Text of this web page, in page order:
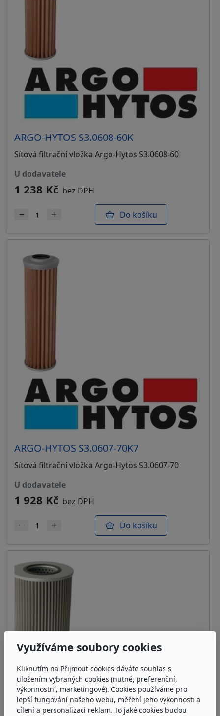
ARGO-HYTOS S3.0608-60K
Sítová filtrační vložka Argo-Hytos S3.0608-60
u dodavatele
1 238 Kč bez DPH
Do košíku
ARGO-HYTOS S3.0607-70K7
Sítová filtrační vložka Argo-Hytos S3.0607-70
u dodavatele
1 928 Kč bez DPH
Do košíku
Využíváme soubory cookies
Kliknutím na Přijmout cookies dáváte souhlas s
uložením vybraných cookies (nutné, preferenční,
výkonnostní, marketingové). Cookies používáme pro
lepší fungování našeho webu, měření jeho výkonnosti a
cílení a personalizaci reklam. To jaké cookies budou